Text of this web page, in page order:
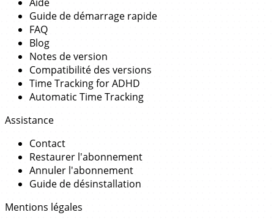
Guide de démarrage rapide
FAQ
Blog
Notes de version
Compatibilité des versions
Time Tracking for ADHD
Automatic Time Tracking
Assistance
Contact
Restaurer l'abonnement
Annuler l'abonnement
Guide de désinstallation
Mentions légales